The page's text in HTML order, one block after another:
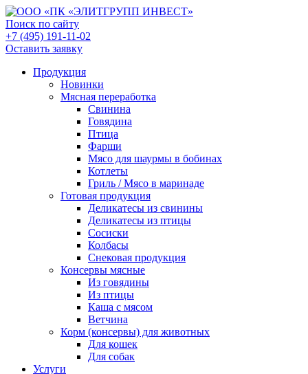
Поиск по сайту
+7 (495) 191-11-02
Оставить заявку
Продукция
Новинки
Мясная переработка
Свинина
Говядина
Птица
Фарши
Мясо для шаурмы в бобинах
Котлеты
Гриль / Мясо в маринаде
Готовая продукция
Деликатесы из свинины
Деликатесы из птицы
Сосиски
Колбасы
Снековая продукция
Консервы мясные
Из говядины
Из птицы
Каша с мясом
Ветчина
Корм (консервы) для животных
Для кошек
Для собак
Услуги